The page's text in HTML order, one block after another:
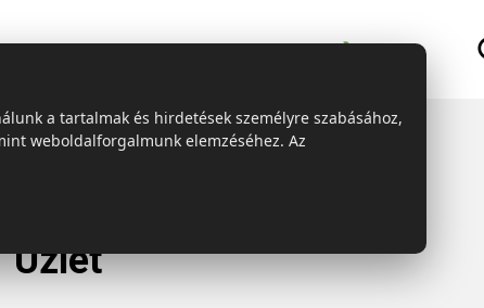
és szállítás Tech = Kedvező ár ESG
Üzlet
a tartalmak és hirdetések személyre szabásához,
weboldalforgalmunk elemzéséhez. Az